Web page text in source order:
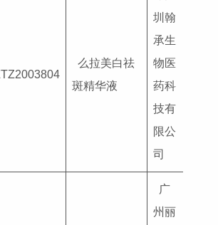
么拉美白祛
斑精华液
圳翰
承生
物医
药科
技有
限公
司
广
州丽